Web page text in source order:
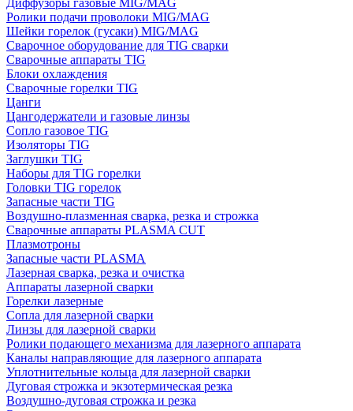
Диффузоры газовые MIG/MAG
Ролики подачи проволоки MIG/MAG
Шейки горелок (гусаки) MIG/MAG
Сварочное оборудование для TIG сварки
Сварочные аппараты TIG
Блоки охлаждения
Сварочные горелки TIG
Цанги
Цангодержатели и газовые линзы
Сопло газовое TIG
Изоляторы TIG
Заглушки TIG
Наборы для TIG горелки
Головки TIG горелок
Запасные части TIG
Воздушно-плазменная сварка, резка и строжка
Сварочные аппараты PLASMA CUT
Плазмотроны
Запасные части PLASMA
Лазерная сварка, резка и очистка
Аппараты лазерной сварки
Горелки лазерные
Сопла для лазерной сварки
Линзы для лазерной сварки
Ролики подающего механизма для лазерного аппарата
Каналы направляющие для лазерного аппарата
Уплотнительные кольца для лазерной сварки
Дуговая строжка и экзотермическая резка
Воздушно-дуговая строжка и резка